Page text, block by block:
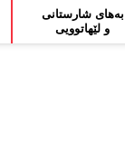
بەهای شارستانی
و لێهاتوویی